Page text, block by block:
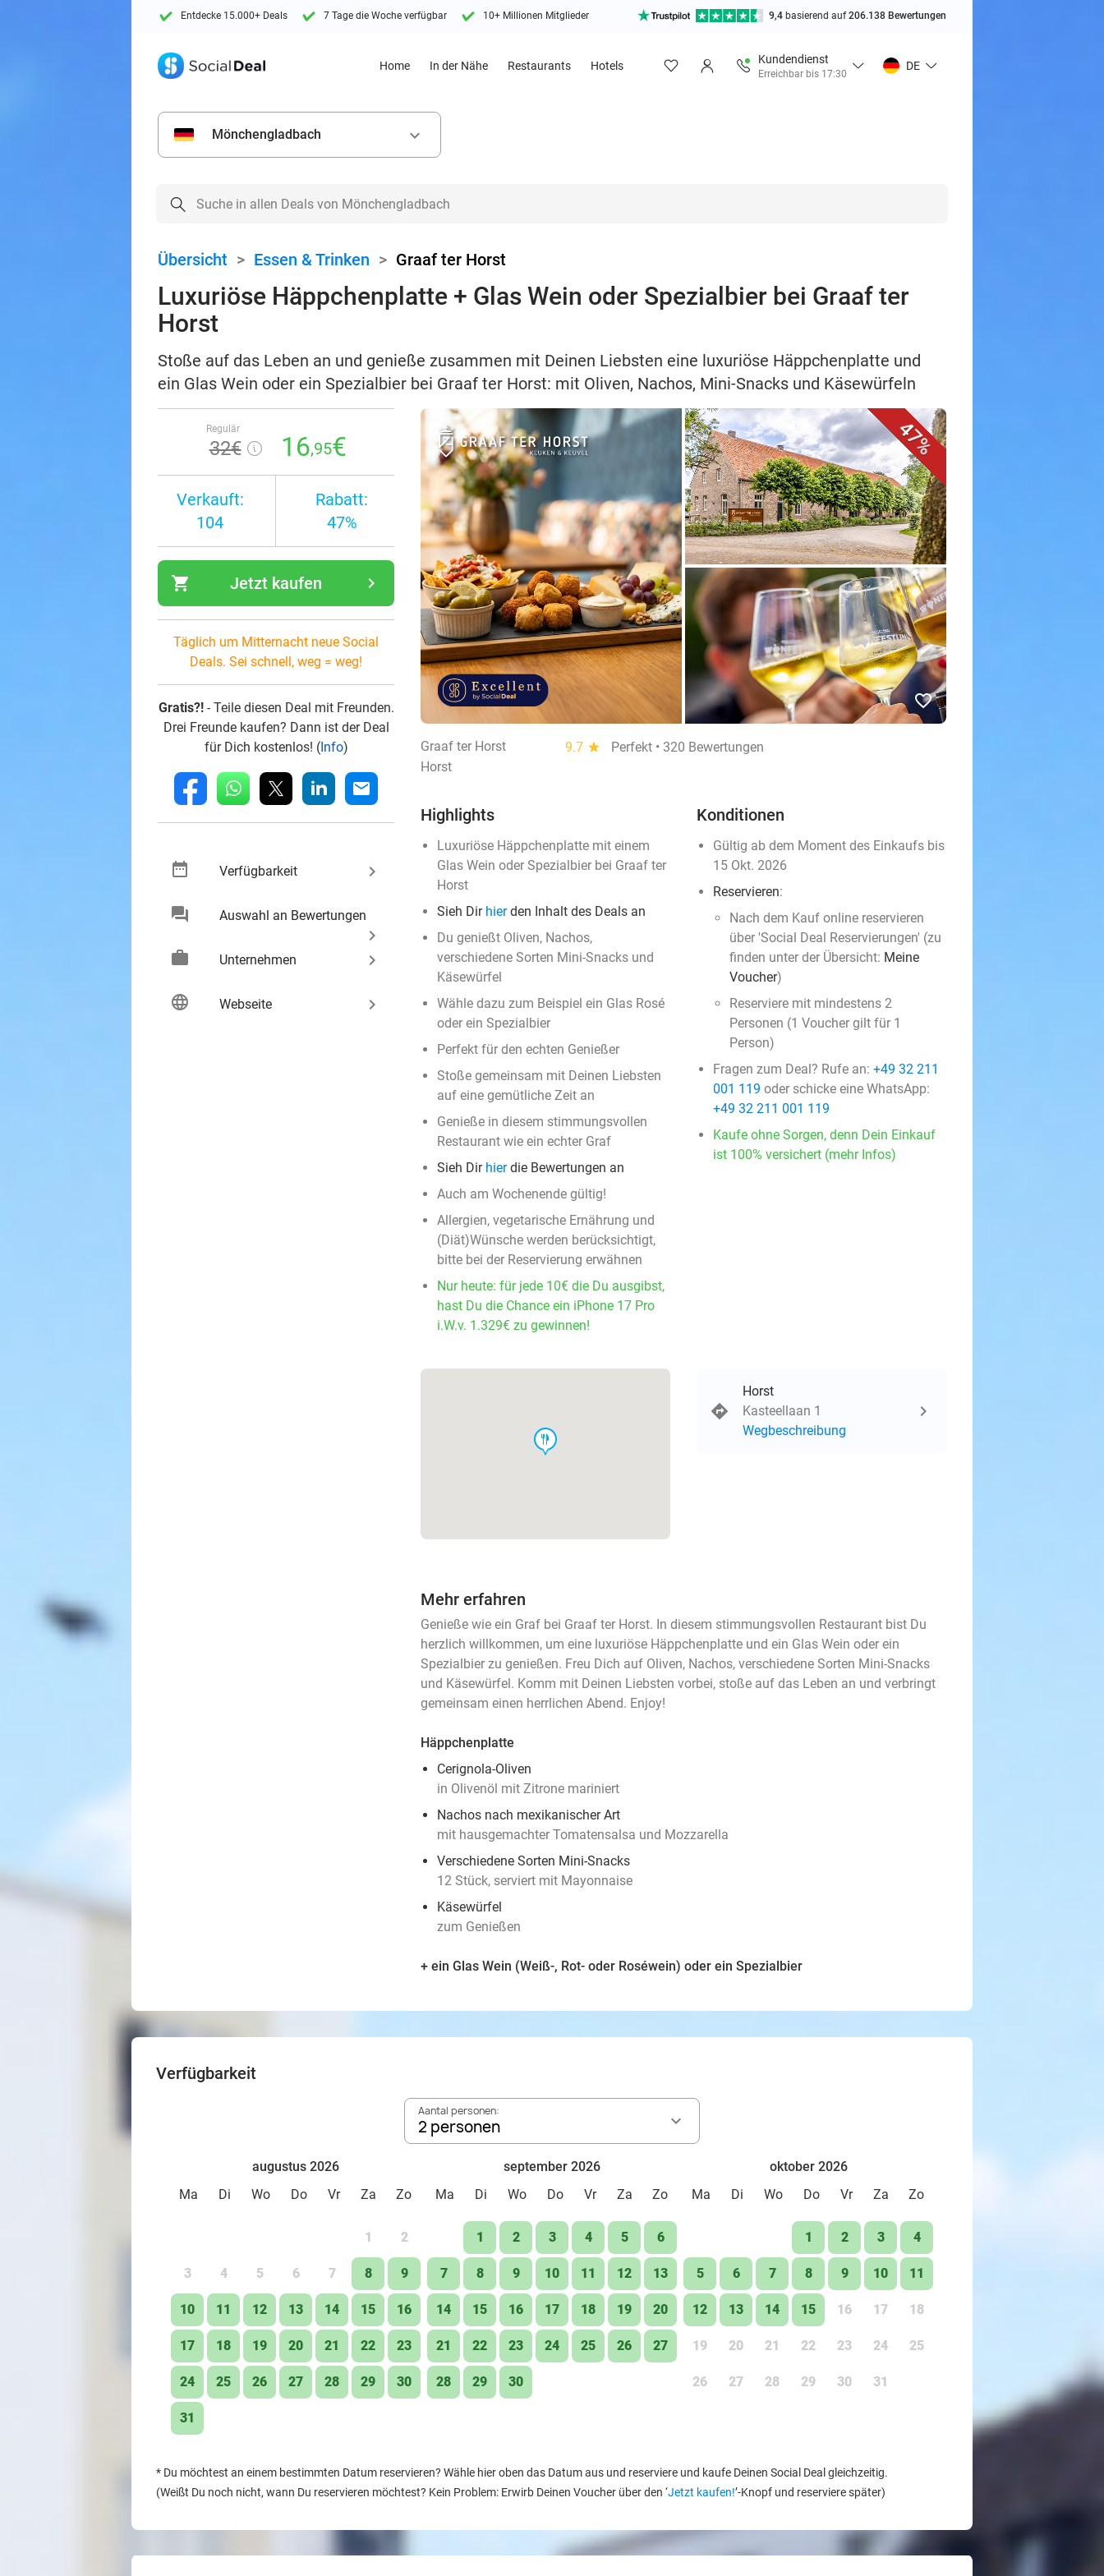
Entdecke 15.000+ Deals 7 Tage die Woche verfügbar 10+ Millionen Mitglieder 9,4 basierend auf206.138 Bewertungen
Home In der Nähe Restaurants Hotels
Kundendienst
Erreichbar bis 17:30
DE
Mönchengladbach keyboard_arrow_down
Übersicht > Essen & Trinken > Graaf ter Horst
Luxuriöse Häppchenplatte + Glas Wein oder Spezialbier bei Graaf ter
Horst
Stoße auf das Leben an und genieße zusammen mit Deinen Liebsten eine luxuriöse Häppchenplatte und
ein Glas Wein oder ein Spezialbier bei Graaf ter Horst: mit Oliven, Nachos, Mini-Snacks und Käsewürfeln
Regulär
32€ 16,95€
Verkauft:
104
Rabatt:
47%
shopping_cart navigate_next
Jetzt kaufen
Täglich um Mitternacht neue Social
Deals. Sei schnell, weg = weg!
Gratis?!- Teile diesen Deal mit Freunden.
Drei Freunde kaufen? Dann ist der Deal
für Dich kostenlos! (Info)
fb whatsapp linkedin mail
date_range Verfügbarkeit keyboard_arrow_right
chat Auswahl an Bewertungen
keyboard_arrow_right
work
Unternehmen keyboard_arrow_right
language Webseite keyboard_arrow_right
47%
favorite_border
Graaf ter Horst 9.7 star
Perfekt • 320 Bewertungen
Horst
Highlights
Luxuriöse Häppchenplatte mit einem
Glas Wein oder Spezialbier bei Graaf ter
Horst
Sieh Dir hierden Inhalt des Deals an
Du genießt Oliven, Nachos,
verschiedene Sorten Mini-Snacks und
Käsewürfel
Wähle dazu zum Beispiel ein Glas Rosé
oder ein Spezialbier
Perfekt für den echten Genießer
Stoße gemeinsam mit Deinen Liebsten
auf eine gemütliche Zeit an
Genieße in diesem stimmungsvollen
Restaurant wie ein echter Graf
Sieh Dir hierdie Bewertungen an
Auch am Wochenende gültig!
Allergien, vegetarische Ernährung und
(Diät)Wünsche werden berücksichtigt,
bitte bei der Reservierung erwähnen
Nur heute: für jede 10€ die Du ausgibst,
hast Du die Chance ein iPhone 17 Pro
i.W.v. 1.329€ zu gewinnen!
Konditionen
Gültig ab dem Moment des Einkaufs bis
15 Okt. 2026
Reservieren:
Nach dem Kauf online reservieren
über 'Social Deal Reservierungen' (zu
finden unter der Übersicht: Meine
Voucher)
Reserviere mit mindestens 2
Personen (1 Voucher gilt für 1
Person)
Fragen zum Deal? Rufe an: +49 32 211
001 119 oder schicke eine WhatsApp:
+49 32 211 001 119
Kaufe ohne Sorgen, denn Dein Einkauf
ist 100% versichert (mehr Infos)
food
Horst
Kasteellaan 1
Wegbeschreibung
Mehr erfahren
Genieße wie ein Graf bei Graaf ter Horst. In diesem stimmungsvollen Restaurant bist Du
herzlich willkommen, um eine luxuriöse Häppchenplatte und ein Glas Wein oder ein
Spezialbier zu genießen. Freu Dich auf Oliven, Nachos, verschiedene Sorten Mini-Snacks
und Käsewürfel. Komm mit Deinen Liebsten vorbei, stoße auf das Leben an und verbringt
gemeinsam einen herrlichen Abend. Enjoy!
Häppchenplatte
Cerignola-Oliven
in Olivenöl mit Zitrone mariniert
Nachos nach mexikanischer Art
mit hausgemachter Tomatensalsa und Mozzarella
Verschiedene Sorten Mini-Snacks
12 Stück, serviert mit Mayonnaise
Käsewürfel
zum Genießen
+ ein Glas Wein (Weiß-, Rot- oder Roséwein) oder ein Spezialbier
Verfügbarkeit
Aantal personen:
2 personen
augustus 2026
Ma
Di Wo Do Vr Za Zo
1 2
3 4 5 6 7 8 9
10 11 12 13 14 15 16
17 18 19 20 21 22 23
24 25 26 27 28 29 30
31
september 2026
Ma
Di Wo Do Vr Za Zo
1 2 3 4 5 6
7 8 9 10 11 12 13
14 15 16 17 18 19 20
21 22 23 24 25 26 27
28 29 30
oktober 2026
Ma
Di Wo Do Vr Za Zo
1 2 3 4
5 6 7 8 9 10 11
12 13 14 15 16 17 18
19 20 21 22 23 24 25
26 27 28 29 30 31
* Du möchtest an einem bestimmten Datum reservieren? Wähle hier oben das Datum aus und reserviere und kaufe Deinen Social Deal gleichzeitig.
(Weißt Du noch nicht, wann Du reservieren möchtest? Kein Problem: Erwirb Deinen Voucher über den ‘Jetzt kaufen!’-Knopf und reserviere später)